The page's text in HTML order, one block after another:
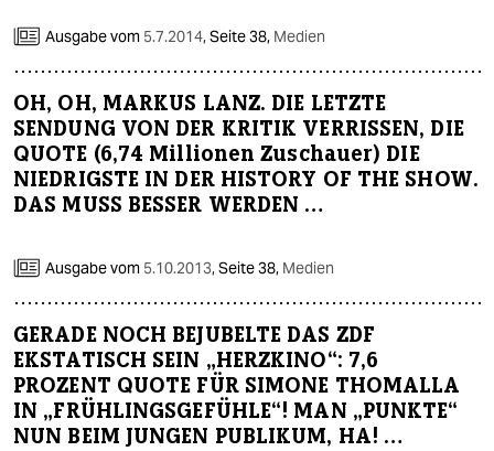
shop
fragen & hilfe
unterstützen
abo
genossenschaft
Ausgabe vom 5.7.2014,Seite 38, Medien
OH, OH, MARKUS LANZ. DIE LETZTE
SENDUNG VON DER KRITIK VERRISSEN, DIE
QUOTE (6,74 Millionen Zuschauer) DIE
NIEDRIGSTE IN DER HISTORY OF THE SHOW.
DAS MUSS BESSER WERDEN …
Ausgabe vom 5.10.2013,Seite 38, Medien
GERADE NOCH BEJUBELTE DAS ZDF
EKSTATISCH SEIN „HERZKINO“: 7,6
PROZENT QUOTE FÜR SIMONE THOMALLA
IN „FRÜHLINGSGEFÜHLE“! MAN „PUNKTE“
NUN BEIM JUNGEN PUBLIKUM, HA! …